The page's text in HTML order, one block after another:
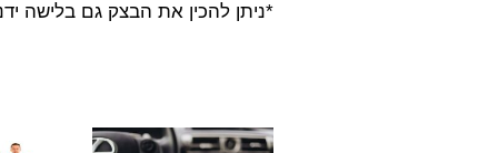
*ניתן להכין את הבצק גם בלישה